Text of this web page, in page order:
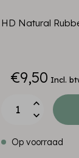
HD Natural
€9,50 Incl.
Op voorraad